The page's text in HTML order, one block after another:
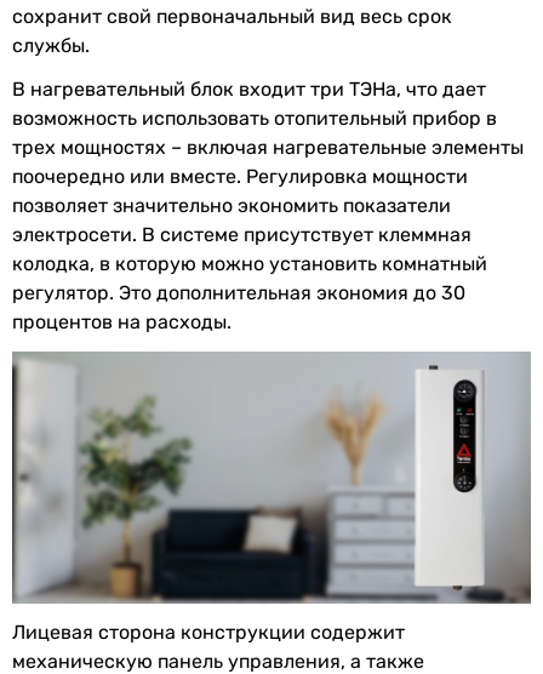
Управление механическое
Функции и
оснащение
сухой контакт
Автоматы
включения
ТЭНа
модульные контакторы
(малошумные)
Производительность
Мощность 12 кВт
Количество
ТЭНов
Мощность ТЭНа
Количество
ступеней
мощности
3 шт
КПД 99 %
сохранит свой первоначальный вид весь срок
службы.
В нагревательный блок входит три ТЭНа, что дает
возможность использовать отопительный прибор в
трех мощностях – включая нагревательные элементы
поочередно или вместе. Регулировка мощности
позволяет значительно экономить показатели
электросети. В системе присутствует клеммная
колодка, в которую можно установить комнатный
регулятор. Это дополнительная экономия до 30
процентов на расходы.
Лицевая сторона конструкции содержит
механическую панель управления, а также